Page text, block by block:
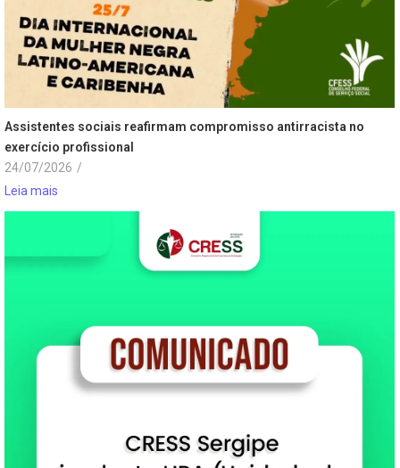
Assistentes sociais reafirmam compromisso antirracista no
exercício profissional
24/07/2026 /
Leia mais